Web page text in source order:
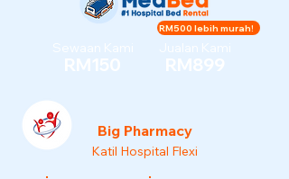
Sewaan Kami
RM150
Jualan Kami
RM899
RM500 lebih murah!
Big Pharmacy
Katil Hospital Flexi